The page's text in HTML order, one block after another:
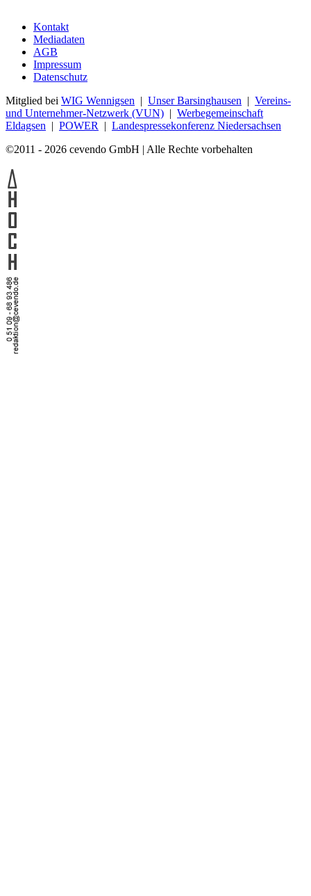
Kontakt
Mediadaten
AGB
Impressum
Datenschutz
Mitglied bei WIG Wennigsen | Unser Barsinghausen | Vereins-
und Unternehmer-Netzwerk (VUN) | Werbegemeinschaft
Eldagsen | POWER | Landespressekonferenz Niedersachsen
©2011 - 2026 cevendo GmbH | Alle Rechte vorbehalten